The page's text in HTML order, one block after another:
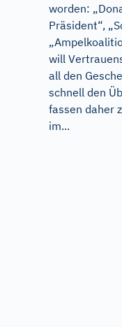
worden:
Präsident“,
will
all den
schnell den
fassen daher
im...